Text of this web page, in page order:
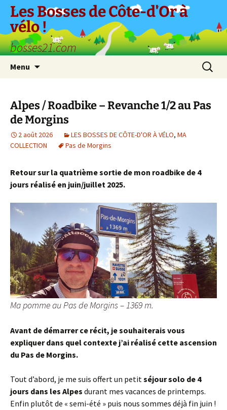
Aller
contenu
Les Bosses de Côte-d'Or à
vélo !
bosses21.com
Menu
Alpes / Roadbike – Revanche 1/2 au Pas
de Morgins
2 août 2026 LES BOSSES DE CÔTE-D'OR À VÉLO, MA
COLLECTION
Pas de Morgins
Retour sur la quatrième sortie de mon roadbike de 4
jours réalisé en juin/juillet 2025.
Ma pomme au Pas de Morgins – 1369 m.
Avant de démarrer ce récit, je souhaiterais vous
expliquer dans quel contexte j’ai réalisé cette ascension
du Pas de Morgins.
Tout d’abord, je me suis offert un petitséjour solo de 4
jours dans les Alpes durant mes vacances de printemps.
Enfin plutôt de « semi-été » puis nous sommes déjà fin juin !